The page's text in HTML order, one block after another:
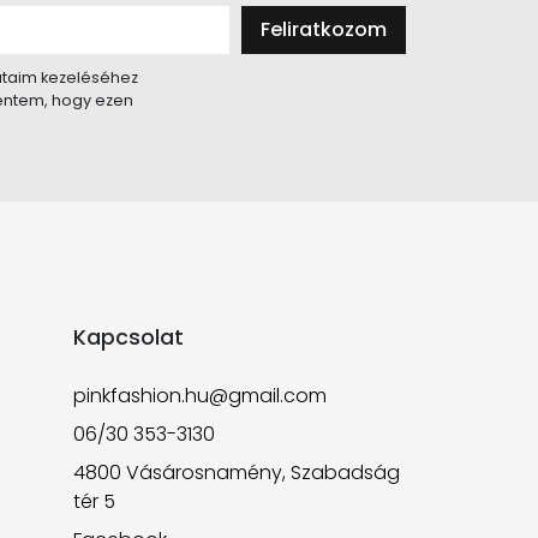
Feliratkozom
kezeléséhez
hogy ezen
Kapcsolat
pinkfashion.hu@gmail.com
06/30 353-3130
4800 Vásárosnamény, Szabadság
tér 5